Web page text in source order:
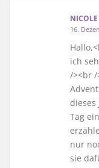
NICOLE
16.
ich
/><br /
dieses
Tag
nur
sie